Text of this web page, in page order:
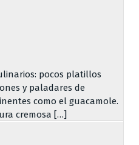
pocos platillos
y paladares de
como el guacamole.
cremosa […]